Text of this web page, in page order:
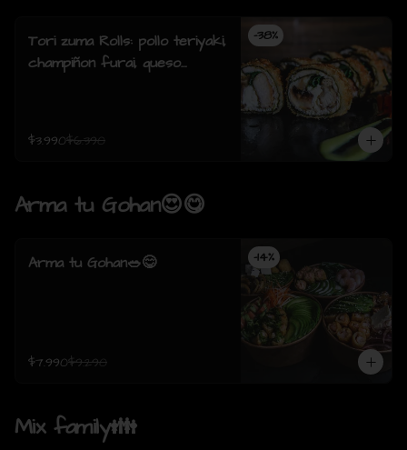
-38%
Tori zuma Rolls: pollo teriyaki,
champiñon furai, queso
$3.990$6.390
Arma tu Gohan😍😋
-14%
Arma tu Gohan🥗😋
$7.990$9.290
Mix family👪